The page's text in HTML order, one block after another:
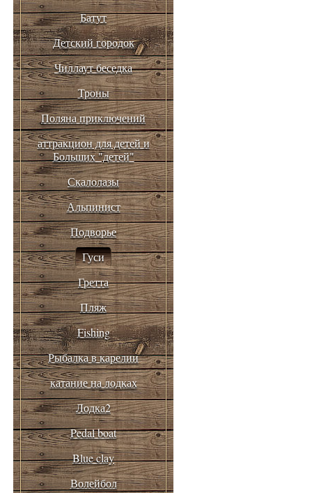
Батут
Детский городок
Чиллаут беседка
Троны
Поляна приключений
аттракцион для детей и
Больших "детей"
Скалолазы
Альпинист
Подворье
Гуси
Гретта
Пляж
Fishing
Рыбалка в карелии
катание на лодках
Лодка2
Pedal boat
Blue clay
Волейбол